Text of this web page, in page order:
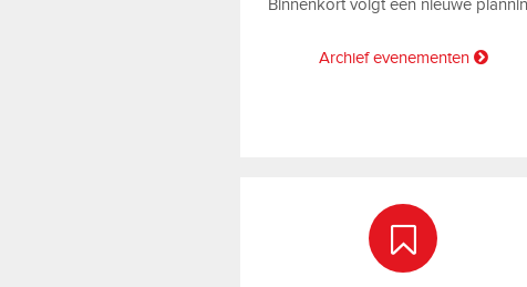
Binnenkort volgt een nieuwe
Archief evenementen